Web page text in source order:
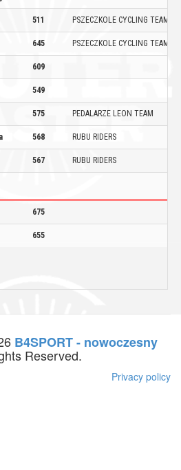
511 PSZECZKOLE CYCLING TEAM
645 PSZECZKOLE CYCLING TEAM
609
549
575 PEDALARZE LEON TEAM
568 RUBU RIDERS
567 RUBU RIDERS
675
655
B4SPORT - nowoczesny
Reserved.
Privacy policy